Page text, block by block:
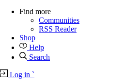
Find more
Communities
RSS Reader
Shop
Help
Search
Log in `